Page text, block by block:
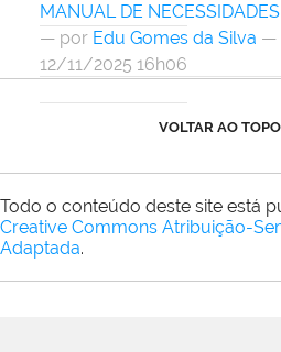
MANUAL DE
— por Edu Gomes da Silva —
12/11/2025 16h06
VOLTAR AO TOPO
Todo o conteúdo deste site está
Creative Commons Atribuição-
Adaptada.